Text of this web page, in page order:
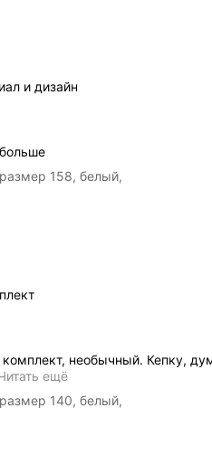
и дизайн
158, белый,
необычный. Кепку,
ещё
140, белый,